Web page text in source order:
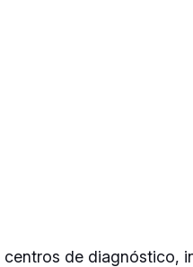
de diagnóstico,